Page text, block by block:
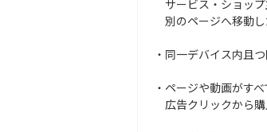
サービス・ショップ
別のページへ移動し
・同一デバイス内且
・ページや動画がす
広告クリックから購